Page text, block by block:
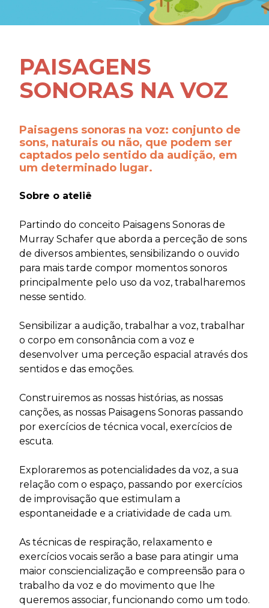
PAISAGENS
SONORAS NA VOZ
Paisagens sonoras na voz: conjunto de
sons, naturais ou não, que podem ser
captados pelo sentido da audição, em
um determinado lugar.
Sobre o ateliê
Partindo do conceito Paisagens Sonoras de
Murray Schafer que aborda a perceção de sons
de diversos ambientes, sensibilizando o ouvido
para mais tarde compor momentos sonoros
principalmente pelo uso da voz, trabalharemos
nesse sentido.
Sensibilizar a audição, trabalhar a voz, trabalhar
o corpo em consonância com a voz e
desenvolver uma perceção espacial através dos
sentidos e das emoções.
Construiremos as nossas histórias, as nossas
canções, as nossas Paisagens Sonoras passando
por exercícios de técnica vocal, exercícios de
escuta.
Exploraremos as potencialidades da voz, a sua
relação com o espaço, passando por exercícios
de improvisação que estimulam a
espontaneidade e a criatividade de cada um.
As técnicas de respiração, relaxamento e
exercícios vocais serão a base para atingir uma
maior consciencialização e compreensão para o
trabalho da voz e do movimento que lhe
queremos associar, funcionando como um todo.